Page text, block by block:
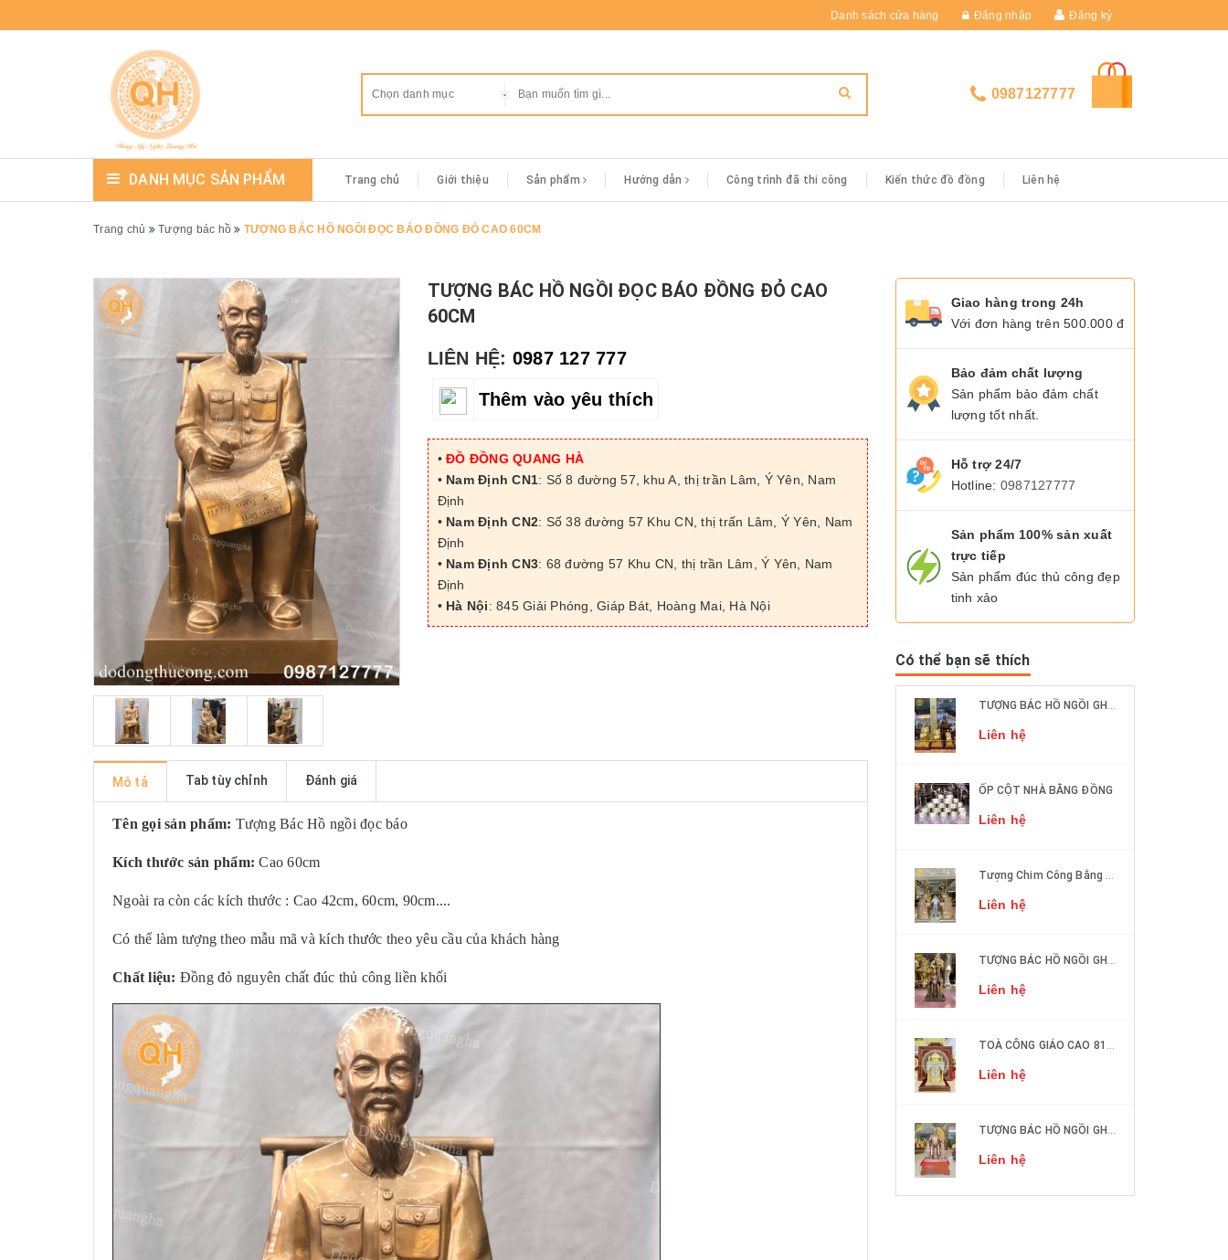
Danh sách cửa hàng Đăng nhập Đăng ký
Chọn danh mục 0987127777
DANH MỤC SẢN PHẨM Trang chủ Giới thiệu Sản phẩm Hướng dẫn Công trình đã thi công Kiến thức đồ đồng Liên hệ
Trang chủ Tượng bác hồ TƯỢNG BÁC HỒ NGỒI ĐỌC BÁO ĐỒNG ĐỎ CAO 60CM
TƯỢNG BÁC HỒ NGỒI ĐỌC BÁO ĐỒNG ĐỎ CAO
60CM
LIÊN HỆ: 0987 127 777
Thêm vào yêu thích
•ĐỒ ĐỒNG QUANG HÀ
• Nam Định CN1: Số 8 đường 57, khu A, thị trần Lâm, Ý Yên, Nam
Định
• Nam Định CN2: Số 38 đường 57 Khu CN, thị trấn Lâm, Ý Yên, Nam
Định
• Nam Định CN3: 68 đường 57 Khu CN, thị trần Lâm, Ý Yên, Nam
Định
• Hà Nội: 845 Giải Phóng, Giáp Bát, Hoàng Mai, Hà Nội
Mô tả Tab tùy chỉnh Đánh giá
Tên gọi sản phẩm: Tượng Bác Hồ ngồi đọc báo
Kích thước sản phẩm:Cao 60cm
Ngoài ra còn các kích thước : Cao 42cm, 60cm, 90cm....
Có thể làm tượng theo mẫu mã và kích thước theo yêu cầu của khách hàng
Chất liệu: Đồng đỏ nguyên chất đúc thủ công liền khối
Giao hàng trong 24h
Với đơn hàng trên 500.000 đ
Bảo đảm chất lượng
Sản phẩm bảo đảm chất
lượng tốt nhất.
Hỗ trợ 24/7
Hotline: 0987127777
Sản phẩm 100% sản xuất
trực tiếp
Sản phẩm đúc thủ công đẹp
tinh xảo
Có thể bạn sẽ thích
Liên hệ
ỐP CỘT NHÀ BẰNG ĐỒNG
Liên hệ
Liên hệ
Liên hệ
Liên hệ
Liên hệ